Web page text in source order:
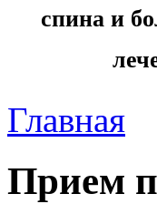
спина и
Главная
Прием